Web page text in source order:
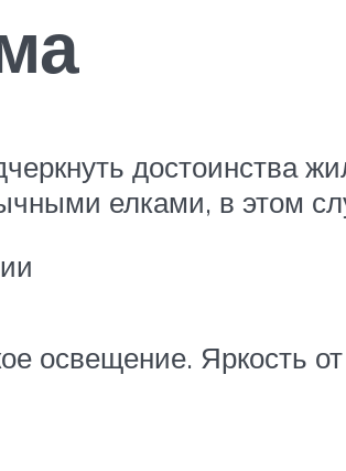
достоинства
елками, в этом
освещение. Яркость